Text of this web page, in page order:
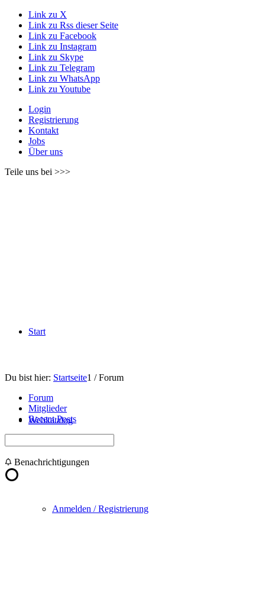
Link zu X
Link zu Rss dieser Seite
Link zu Facebook
Link zu Instagram
Link zu Skype
Link zu Telegram
Link zu WhatsApp
Link zu Youtube
Login
Registrierung
Kontakt
Jobs
Über uns
Teile uns bei >>>
Start
Webkatalog
Anmelden / Registrierung
Du bist hier: Startseite1 / Forum
Forum
Mitglieder
Recent Posts
Benachrichtigungen